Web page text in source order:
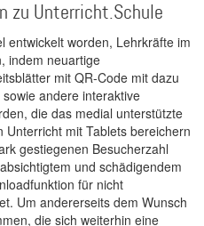
zu Unterricht.Schule
entwickelt worden, Lehrkräfte im
indem neuartige
mit QR-Code mit dazu
andere interaktive
die das medial unterstützte
mit Tablets bereichern
gestiegenen Besucherzahl
und schädigendem
für nicht
Um andererseits dem Wunsch
die sich weiterhin eine